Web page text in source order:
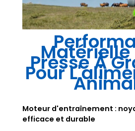
Matérielle
Presse À
Pour
Moteur d'entraînement :
efficace et durable